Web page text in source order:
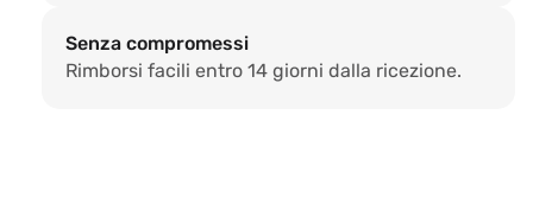
Senza compromessi
Rimborsi facili entro 14 giorni dalla ricezione.